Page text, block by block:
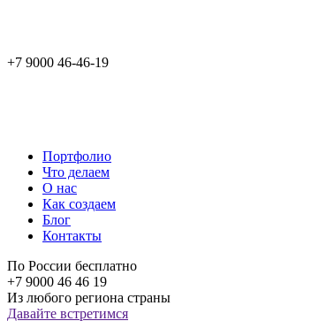
+7 9000 46-46-19
Портфолио
Что делаем
О нас
Как создаем
Блог
Контакты
По России бесплатно
+7 9000 46 46 19
Из любого региона страны
Давайте встретимся